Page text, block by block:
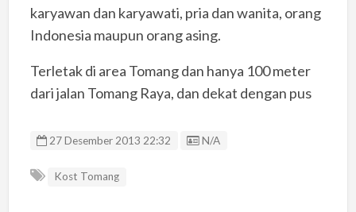
karyawan dan karyawati, pria dan wanita, orang
Indonesia maupun orang asing.
Terletak di area Tomang dan hanya 100 meter
dari jalan Tomang Raya, dan dekat dengan pus
27 Desember 2013 22:32 Listing ID
N/A
Kost Tomang